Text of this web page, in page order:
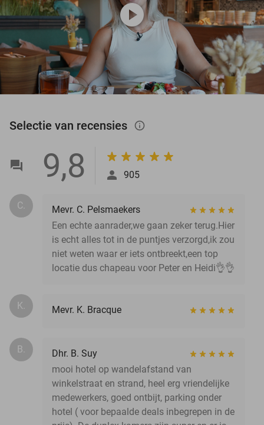
play_circle
Selectie van recensies info_outlined
9,8 905
C.
Mevr. C. Pelsmaekers
Een echte aanrader,we gaan zeker terug.Hier
is echt alles tot in de puntjes verzorgd,ik zou
niet weten waar er iets ontbreekt,een top
locatie dus chapeau voor Peter en Heidi👌👌
K. Mevr. K. Bracque
B.
Dhr. B. Suy
mooi hotel op wandelafstand van
winkelstraat en strand, heel erg vriendelijke
medewerkers, goed ontbijt, parking onder
hotel ( voor bepaalde deals inbegrepen in de